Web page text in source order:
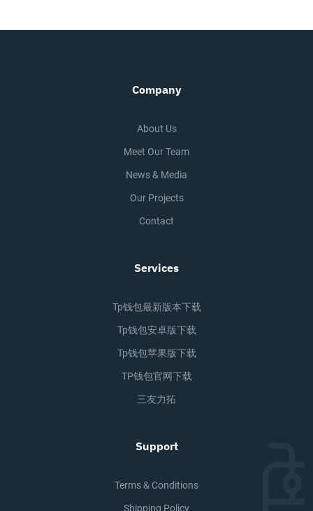
Company
About Us
Meet Our Team
News & Media
Our Projects
Contact
Services
Tp钱包最新版本下载
Tp钱包安卓版下载
Tp钱包苹果版下载
TP钱包官网下载
三友力拓
Support
Terms & Conditions
Shipping Policy